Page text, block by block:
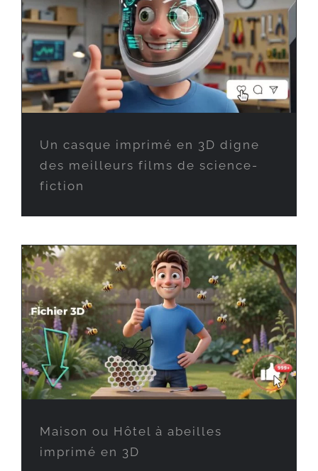
Un casque imprimé en 3D digne
des meilleurs films de science-
fiction
Maison ou Hôtel à abeilles
imprimé en 3D